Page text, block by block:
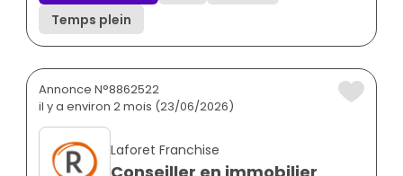
Temps plein
Annonce N°8862522
il y a environ 2 mois (23/06/2026)
Laforet Franchise